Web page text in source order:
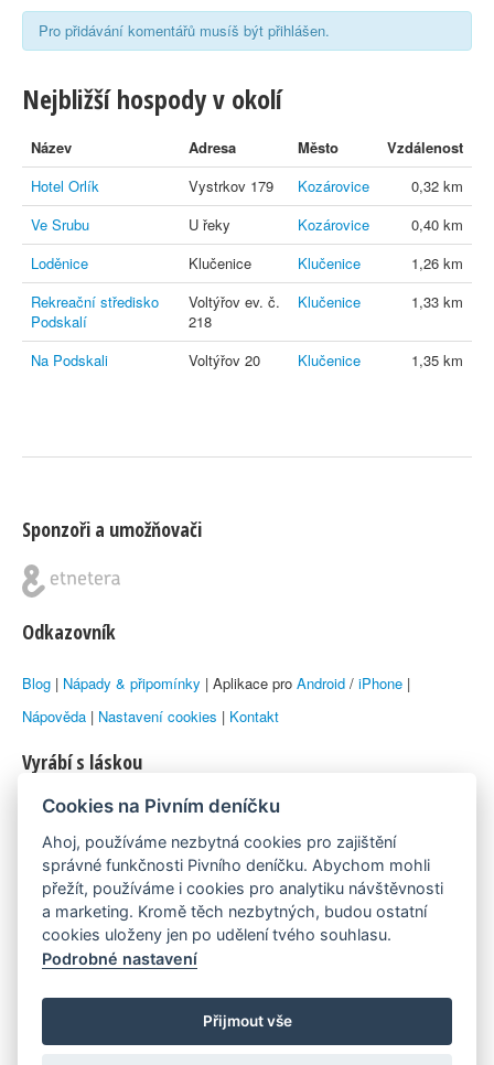
Pro přidávání komentářů musíš být přihlášen.
Nejbližší hospody v okolí
Název Adresa Město
Vzdálenost
Hotel Orlík
Vystrkov 179 Kozárovice
0,32 km
Ve Srubu
U řeky Kozárovice
0,40 km
Loděnice
Klučenice Klučenice
1,26 km
Rekreační středisko
Podskalí
Voltýřov ev. č.
218
Klučenice 1,33 km
Na Podskali Voltýřov 20 Klučenice 1,35 km
Sponzoři a umožňovači
Odkazovník
Blog | Nápady & připomínky | Aplikace pro Android / iPhone |
Nápověda | Nastavení cookies | Kontakt
Vyrábí s láskou
© 2010–2026 byLukáš Zemanaka Emka
Máme rádi
Pivní.info
Poznámka pod čarou
Pivní deníček je nezávislý zdroj, který není spjat s žádným
konkrétním pivovarem ani restaurací. Názory uživatelů nemusí nutně
Cookies na Pivním deníčku
Ahoj, používáme nezbytná cookies pro zajištění
správné funkčnosti Pivního deníčku. Abychom mohli
přežít, používáme i cookies pro analytiku návštěvnosti
a marketing. Kromě těch nezbytných, budou ostatní
cookies uloženy jen po udělení tvého souhlasu.
Podrobné nastavení
Přijmout vše